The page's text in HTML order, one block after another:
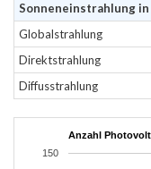
Sonneneinstrahlung
Globalstrahlung
Direktstrahlung
Diffusstrahlung
Anzahl
150